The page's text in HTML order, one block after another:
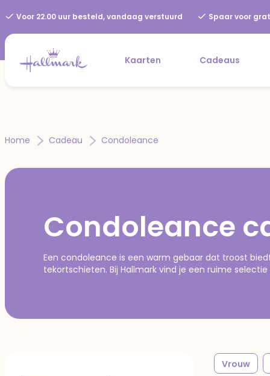
Voor 22.00 uur besteld, vandaag verstuurd Spaar voor
Kaarten Cadeaus
Home Cadeau Condoleance
Condoleance
Een condoleance is een warm gebaar dat troost
tekortschieten. Bij Hallmark vind je een ruime
Vrouw